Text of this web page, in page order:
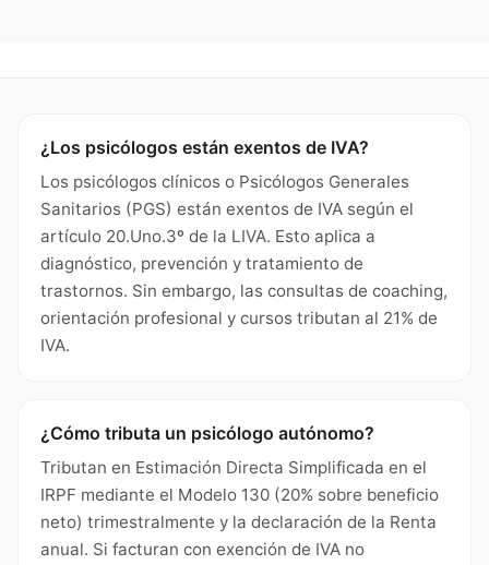
¿Los psicólogos están exentos de IVA?
Los psicólogos clínicos o Psicólogos Generales
Sanitarios (PGS) están exentos de IVA según el
artículo 20.Uno.3º de la LIVA. Esto aplica a
diagnóstico, prevención y tratamiento de
trastornos. Sin embargo, las consultas de coaching,
orientación profesional y cursos tributan al 21% de
IVA.
¿Cómo tributa un psicólogo autónomo?
Tributan en Estimación Directa Simplificada en el
IRPF mediante el Modelo 130 (20% sobre beneficio
neto) trimestralmente y la declaración de la Renta
anual. Si facturan con exención de IVA no